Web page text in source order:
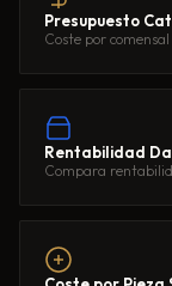
Presupuesto
Coste por
Rentabilidad
Compara